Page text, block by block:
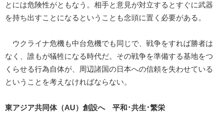
とには危険性がともなう。相手と意見が対立するとすぐに武器
を持ち出すことになるということも念頭に置く必要がある。
ウクライナ危機も中台危機でも同じで、戦争をすれば勝者は
なく、誰もが犠牲になる時代だ。その戦争を準備する基地をつ
くらせる行為自体が、周辺諸国の日本への信頼を失わせている
ということを考えなければならない。
東アジア共同体（AU）創設へ 平和･共生･繁栄